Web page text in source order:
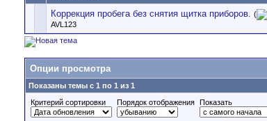
Коррекция пробега без снятия щитка приборов. (
AVL123
Опции просмотра
Показаны темы с 1 по 1 из 1
Критерий сортировки
Порядок отображения Показать